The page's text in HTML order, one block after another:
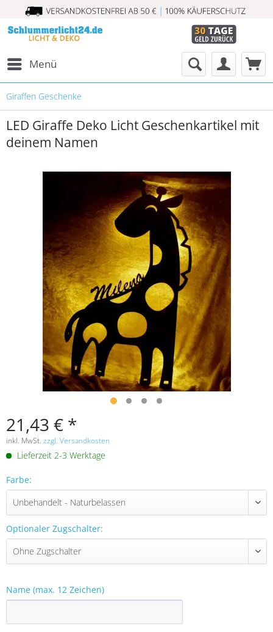
Menü
Giraffen Geschenke
LED Giraffe Deko Licht Geschenkartikel mit
deinem Namen
21,43 € *
inkl. MwSt. zzgl. Versandkosten
Lieferzeit 2-3 Werktage
Farbe:
Optionaler Zugschalter:
Name (max. 12 Zeichen)